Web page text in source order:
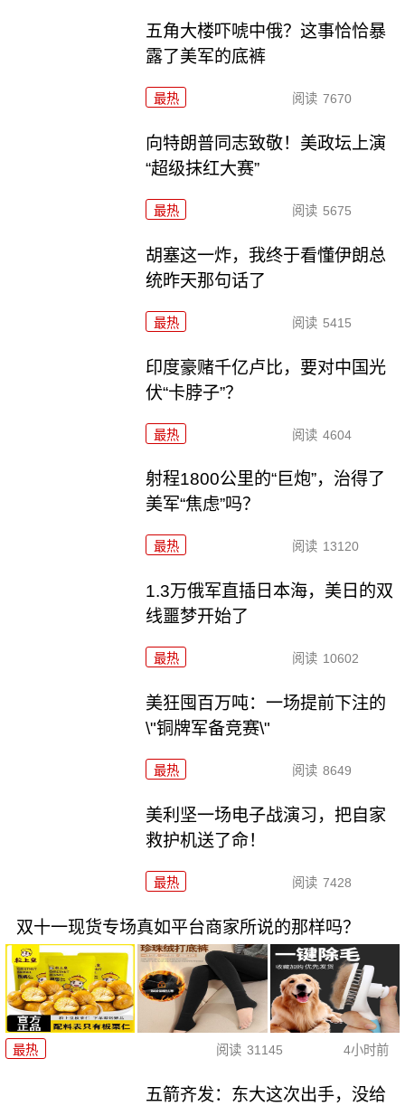
五角大楼吓唬中俄？这事恰恰暴
露了美军的底裤
最热 阅读 7670
向特朗普同志致敬！美政坛上演
“超级抹红大赛”
最热 阅读 5675
胡塞这一炸，我终于看懂伊朗总
统昨天那句话了
最热 阅读 5415
印度豪赌千亿卢比，要对中国光
伏“卡脖子”？
最热 阅读 4604
射程1800公里的“巨炮”，治得了
美军“焦虑”吗？
最热 阅读 13120
1.3万俄军直插日本海，美日的双
线噩梦开始了
最热 阅读 10602
美狂囤百万吨：一场提前下注的
\"铜牌军备竞赛\"
最热 阅读 8649
美利坚一场电子战演习，把自家
救护机送了命！
最热 阅读 7428
双十一现货专场真如平台商家所说的那样吗？
最热 阅读 31145 4小时前
五箭齐发：东大这次出手，没给